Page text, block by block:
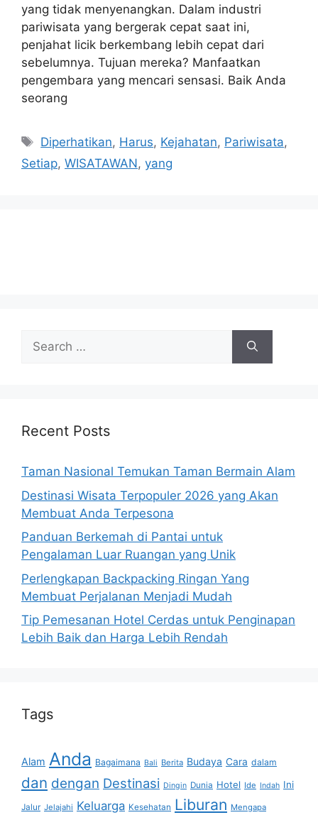
yang tidak menyenangkan. Dalam industri
pariwisata yang bergerak cepat saat ini,
penjahat licik berkembang lebih cepat dari
sebelumnya. Tujuan mereka? Manfaatkan
pengembara yang mencari sensasi. Baik Anda
seorang
Tags
Diperhatikan, Harus, Kejahatan, Pariwisata,
Setiap, WISATAWAN, yang
Search
for:
Recent Posts
Taman Nasional Temukan Taman Bermain Alam
Destinasi Wisata Terpopuler 2026 yang Akan
Membuat Anda Terpesona
Panduan Berkemah di Pantai untuk
Pengalaman Luar Ruangan yang Unik
Perlengkapan Backpacking Ringan Yang
Membuat Perjalanan Menjadi Mudah
Tip Pemesanan Hotel Cerdas untuk Penginapan
Lebih Baik dan Harga Lebih Rendah
Tags
Alam Anda Bagaimana Bali Berita Budaya Cara dalam
dan dengan Destinasi Dingin Dunia Hotel Ide Indah Ini
Jalur Jelajahi Keluarga Kesehatan Liburan Mengapa